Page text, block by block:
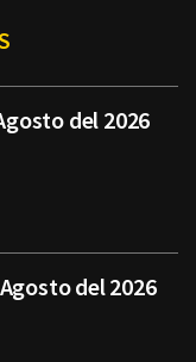
del 2026
del 2026